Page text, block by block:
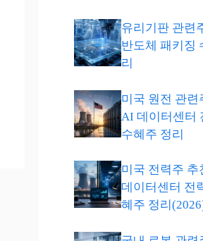
유리기판 관련
반도체 패키징
리
미국 원전 관련
AI 데이터센터
수혜주 정리
미국 전력주 추
데이터센터 전
혜주 정리